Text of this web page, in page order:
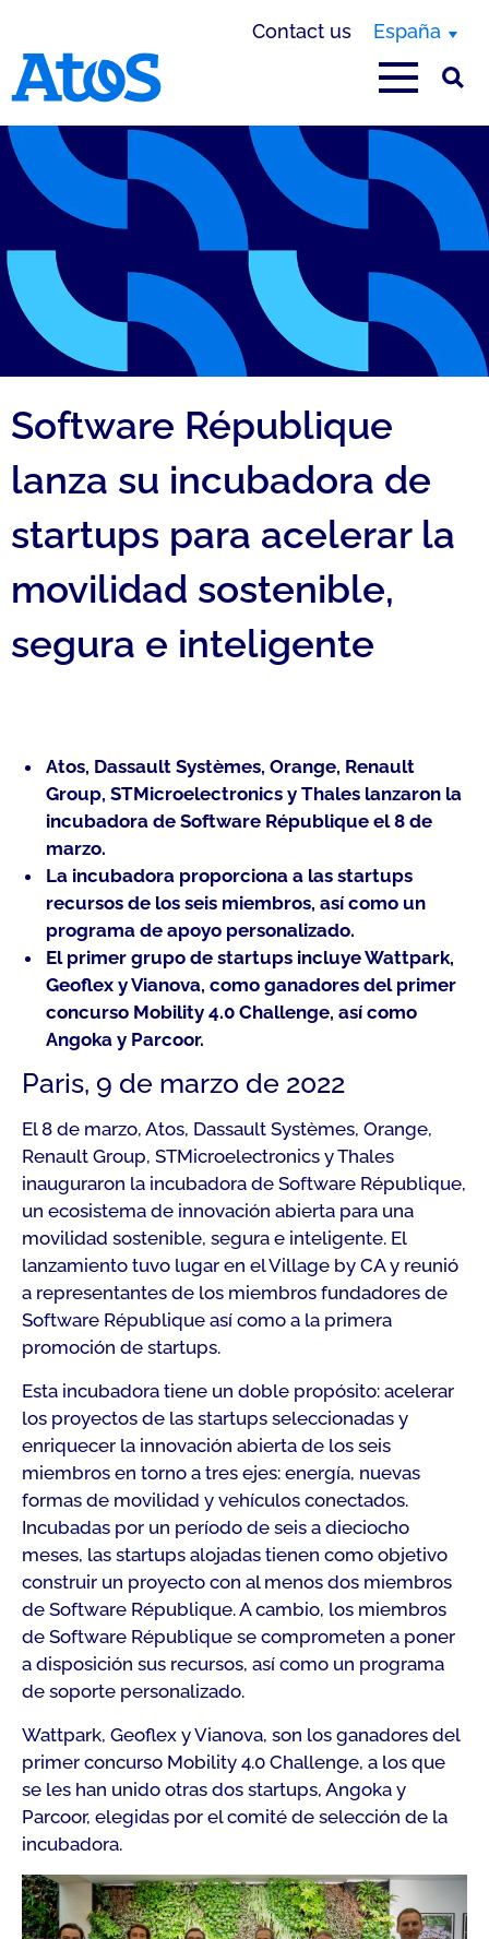
Contact us España
Software République
lanza su incubadora de
startups para acelerar la
movilidad sostenible,
segura e inteligente
Atos, Dassault Systèmes, Orange, Renault
Group, STMicroelectronics y Thales lanzaron la
incubadora de Software République el 8 de
marzo.
La incubadora proporciona a las startups
recursos de los seis miembros, así como un
programa de apoyo personalizado.
El primer grupo de startups incluye Wattpark,
Geoflex y Vianova, como ganadores del primer
concurso Mobility 4.0 Challenge, así como
Angoka y Parcoor.
Paris, 9 de marzo de 2022
El 8 de marzo, Atos, Dassault Systèmes, Orange,
Renault Group, STMicroelectronics y Thales
inauguraron la incubadora de Software République,
un ecosistema de innovación abierta para una
movilidad sostenible, segura e inteligente. El
lanzamiento tuvo lugar en el Village by CA y reunió
a representantes de los miembros fundadores de
Software République así como a la primera
promoción de startups.
Esta incubadora tiene un doble propósito: acelerar
los proyectos de las startups seleccionadas y
enriquecer la innovación abierta de los seis
miembros en torno a tres ejes: energía, nuevas
formas de movilidad y vehículos conectados.
Incubadas por un período de seis a dieciocho
meses, las startups alojadas tienen como objetivo
construir un proyecto con al menos dos miembros
de Software République. A cambio, los miembros
de Software République se comprometen a poner
a disposición sus recursos, así como un programa
de soporte personalizado.
Wattpark, Geoflex y Vianova, son los ganadores del
primer concurso Mobility 4.0 Challenge, a los que
se les han unido otras dos startups, Angoka y
Parcoor, elegidas por el comité de selección de la
incubadora.